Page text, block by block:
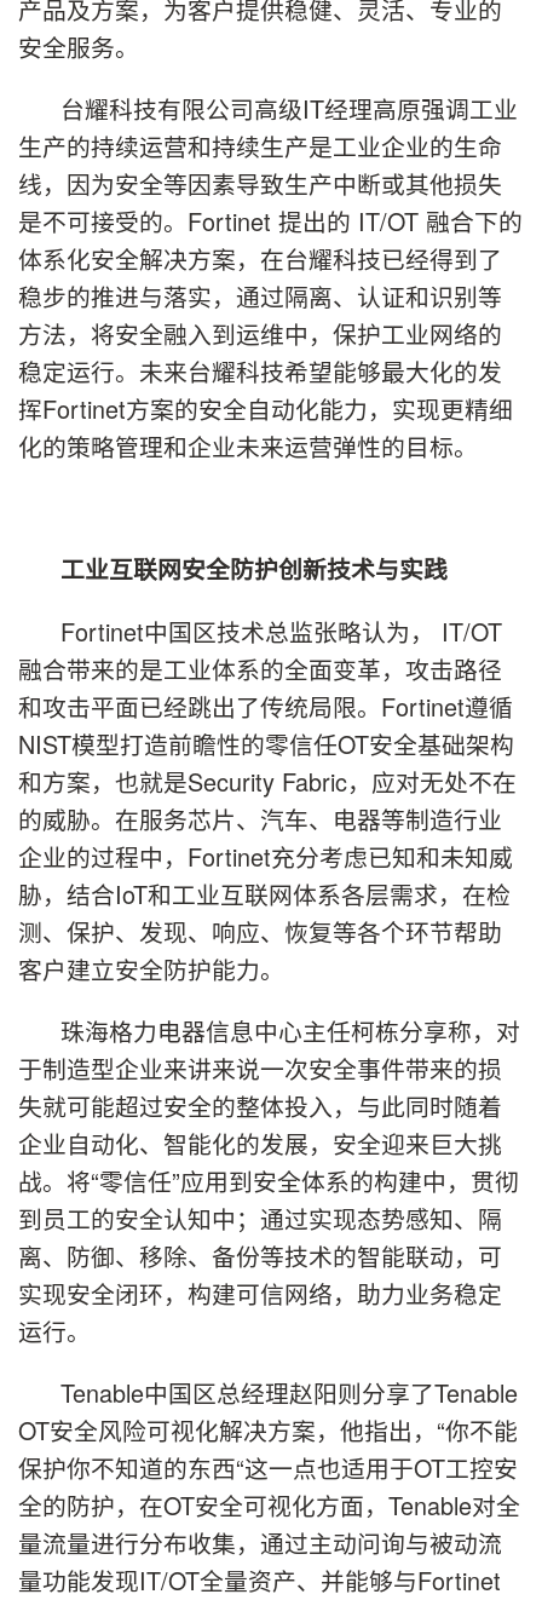
产品及方案，为客户提供稳健、灵活、专业的
安全服务。
台耀科技有限公司高级IT经理高原强调工业
生产的持续运营和持续生产是工业企业的生命
线，因为安全等因素导致生产中断或其他损失
是不可接受的。Fortinet 提出的 IT/OT 融合下的
体系化安全解决方案，在台耀科技已经得到了
稳步的推进与落实，通过隔离、认证和识别等
方法，将安全融入到运维中，保护工业网络的
稳定运行。未来台耀科技希望能够最大化的发
挥Fortinet方案的安全自动化能力，实现更精细
化的策略管理和企业未来运营弹性的目标。
工业互联网安全防护创新技术与实践
Fortinet中国区技术总监张略认为， IT/OT
融合带来的是工业体系的全面变革，攻击路径
和攻击平面已经跳出了传统局限。Fortinet遵循
NIST模型打造前瞻性的零信任OT安全基础架构
和方案，也就是Security Fabric，应对无处不在
的威胁。在服务芯片、汽车、电器等制造行业
企业的过程中，Fortinet充分考虑已知和未知威
胁，结合IoT和工业互联网体系各层需求，在检
测、保护、发现、响应、恢复等各个环节帮助
客户建立安全防护能力。
珠海格力电器信息中心主任柯栋分享称，对
于制造型企业来讲来说一次安全事件带来的损
失就可能超过安全的整体投入，与此同时随着
企业自动化、智能化的发展，安全迎来巨大挑
战。将“零信任”应用到安全体系的构建中，贯彻
到员工的安全认知中；通过实现态势感知、隔
离、防御、移除、备份等技术的智能联动，可
实现安全闭环，构建可信网络，助力业务稳定
运行。
Tenable中国区总经理赵阳则分享了Tenable
OT安全风险可视化解决方案，他指出，“你不能
保护你不知道的东西“这一点也适用于OT工控安
全的防护，在OT安全可视化方面，Tenable对全
量流量进行分布收集，通过主动问询与被动流
量功能发现IT/OT全量资产、并能够与Fortinet